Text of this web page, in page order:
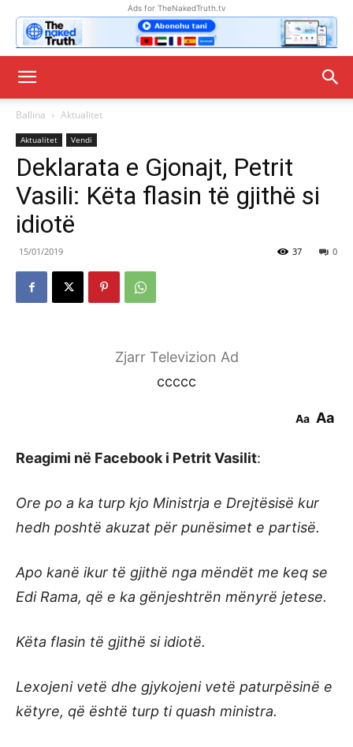
Ads for TheNakedTruth.tv
Ballina Aktualitet
Aktualitet Vendi
Deklarata e Gjonajt, Petrit
Vasili: Këta flasin të gjithë si
idiotë
15/01/2019 0
37
Zjarr Televizion Ad
ccccc
Aa Aa
Reagimi në Facebook i Petrit Vasilit:
Ore po a ka turp kjo Ministrja e Drejtësisë kur
hedh poshtë akuzat për punësimet e partisë.
Apo kanë ikur të gjithë nga mëndët me keq se
Edi Rama, që e ka gënjeshtrën mënyrë jetese.
Këta flasin të gjithë si idiotë.
Lexojeni vetë dhe gjykojeni vetë paturpësinë e
këtyre, që është turp ti quash ministra.